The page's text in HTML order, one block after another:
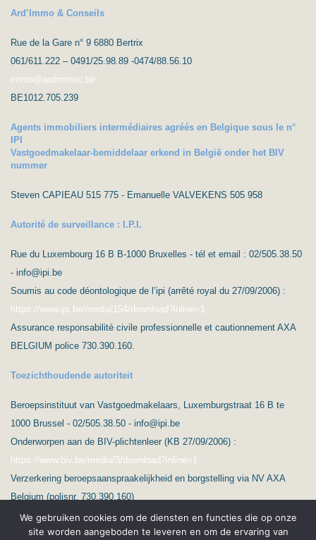
Ard’Immo & Conseils
Rue de la Gare n° 9 6880 Bertrix
061/611.222 – 0491/25.98.89 -0474/88.56.10
immo@ardimmoc.be
BE1012.705.239
Agents immobiliers intermédiaires agréés en Belgique sous le n°
IPI
Vastgoedmakelaar-bemiddelaar erkend in België onder het BIV
nummer
Steven CAPIEAU 515 775 - Emanuelle VALVEKENS 505 958
Autorité de surveillance : I.P.I.
Rue du Luxembourg 16 B B-1000 Bruxelles - tél et email : 02/505.38.50
- info@ipi.be
Soumis au code déontologique de l’ipi (arrêté royal du 27/09/2006) :
https://www.ipi.be/media/154/download?inline=1
Assurance responsabilité civile professionnelle et cautionnement AXA
BELGIUM police 730.390.160.
Toezichthoudende autoriteit
Beroepsinstituut van Vastgoedmakelaars, Luxemburgstraat 16 B te
1000 Brussel - 02/505.38.50 - info@ipi.be
Onderworpen aan de BIV-plichtenleer (KB 27/09/2006) :
https://www.biv.be/media/3/download?inline=1
Verzerkering beroepsaanspraakelijkheid en borgstelling via NV AXA
Belgium (polisnr. 730.390.160)
We gebruiken cookies om de diensten en functies die op onze
site worden aangeboden te leveren en om de ervaring van